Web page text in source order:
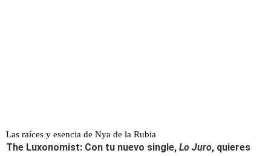
Las raíces y esencia de Nya de la Rubia
The Luxonomist: Con tu nuevo single, Lo Juro, quieres